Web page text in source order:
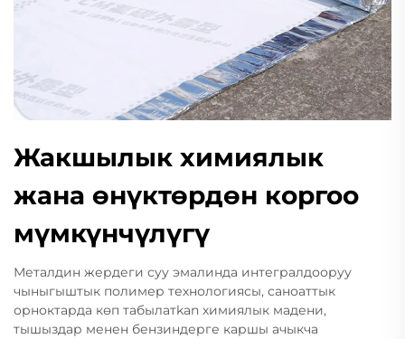
Жакшылык химиялык
жана өнүктөрдөн коргоо
мүмкүнчүлүгү
Металдин жердеги суу эмалинда интегралдооруу
чыныгыштык полимер технологиясы, саноаттык
орноктарда көп табылатkan химиялык мадени,
тышыздар менен бензиндерге каршы ачыкча